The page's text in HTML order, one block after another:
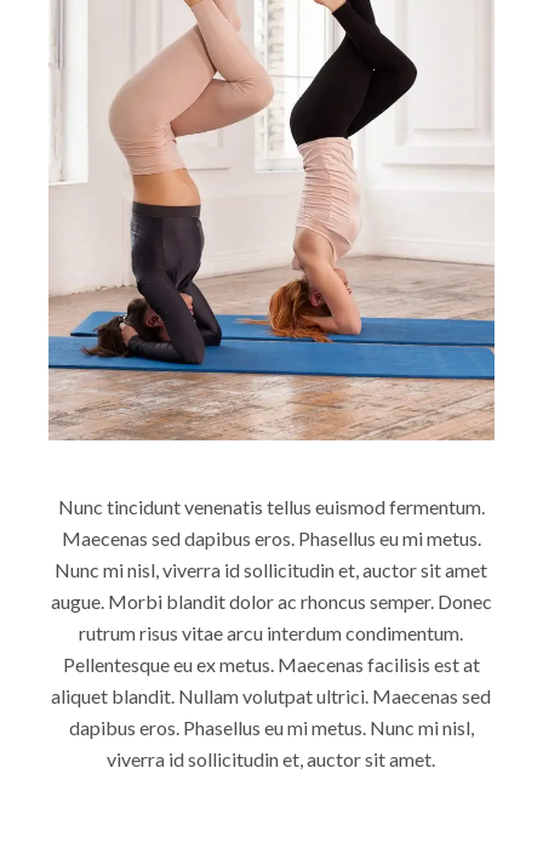
Nunc tincidunt venenatis tellus euismod fermentum.
Maecenas sed dapibus eros. Phasellus eu mi metus.
Nunc mi nisl, viverra id sollicitudin et, auctor sit amet
augue. Morbi blandit dolor ac rhoncus semper. Donec
rutrum risus vitae arcu interdum condimentum.
Pellentesque eu ex metus. Maecenas facilisis est at
aliquet blandit. Nullam volutpat ultrici. Maecenas sed
dapibus eros. Phasellus eu mi metus. Nunc mi nisl,
viverra id sollicitudin et, auctor sit amet.